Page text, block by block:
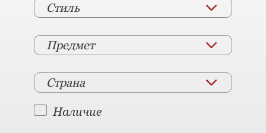
Стиль
Предмет
Страна
Наличие